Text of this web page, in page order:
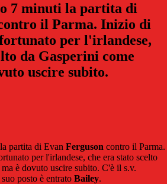
7 minuti la partita di
il Parma. Inizio di
per l'irlandese,
da Gasperini come
uscire subito.
partita di Evan Ferguson contro il Parma.
per l'irlandese, che era stato scelto
è dovuto uscire subito. C'è il s.v.
posto è entrato Bailey.